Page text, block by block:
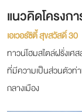
แนวคิดโครงก
เอเวอร์ซิตี้ สุขสวัสดิ์ 30
ทาวน์โฮมสไตล์ฝรั่งเศ
ที่มีความเป็นส่วนตัวท่า
กลางเมือง